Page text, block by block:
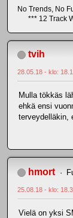
No Trends, No
*** 12 Track
tvih
28.05.18 - klo:
Mulla tökkäs
ehkä ensi
terveydelläkin,
hmort
25.08.18 - klo:
Vielä on yksi